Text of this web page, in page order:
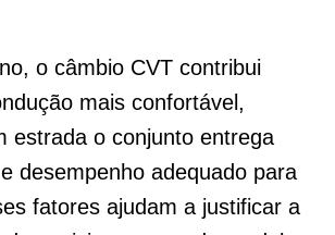
o câmbio CVT contribui
mais confortável,
estrada o conjunto entrega
desempenho adequado para
fatores ajudam a justificar a